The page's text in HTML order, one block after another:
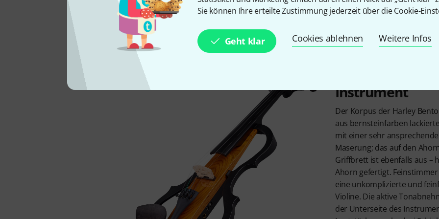
Sie können Ihre erteilte Zustimmung jederzeit über die Cookie-
Geht klar Cookies ablehnen Weitere Infos
Neben der E-Geige selbst gehören ein Etui, eine Schulterstütze, ein Composit-Bogen,
Bestreichen der Bogenhaare sowie eine 9-Volt-Batterie für die Stromversorgung der
zum Lieferumfang.
Ein absolut
Instrument
Der Korpus der Harley
aus bernsteinfarben
mit einer sehr
Maserung; das auf den
Griffbrett ist ebenfalls aus –
Ahorn gefertigt.
eine unkomplizierte und
Violine. Die aktive
der Unterseite des